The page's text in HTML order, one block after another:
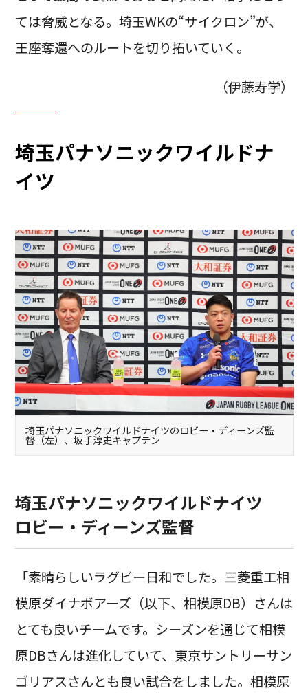
ては脅威となる。埼玉WKの“サイクロン”が、
王座奪還へのルートを切り拓いていく。
（伊藤寿学）
埼玉パナソニックワイルドナ
イツ
埼玉パナソニックワイルドナイツのロビー・ディーンズ監
督（左）、坂手淳史キャプテン
埼玉パナソニックワイルドナイツ
ロビー・ディーンズ監督
「素晴らしいラグビー日和でした。三菱重工相
模原ダイナボアーズ（以下、相模原DB）さんは
とても良いチームです。シーズンを通じて相模
原DBさんは進化していて、東京サントリーサン
ゴリアスさんとも良い試合をしました。相模原